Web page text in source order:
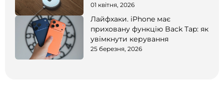
01 квітня, 2026
Лайфхаки. iPhone має
приховану функцію Back Tap: як
увімкнути керування
25 березня, 2026